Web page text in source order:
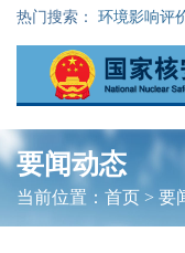
热门搜索： 环境影响评
要闻动态
当前位置： 首页> 要